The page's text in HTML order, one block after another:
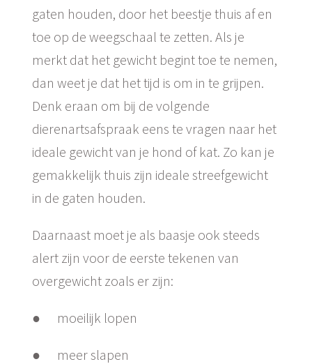
gaten houden, door het beestje thuis af en
toe op de weegschaal te zetten. Als je
merkt dat het gewicht begint toe te nemen,
dan weet je dat het tijd is om in te grijpen.
Denk eraan om bij de volgende
dierenartsafspraak eens te vragen naar het
ideale gewicht van je hond of kat. Zo kan je
gemakkelijk thuis zijn ideale streefgewicht
in de gaten houden.
Daarnaast moet je als baasje ook steeds
alert zijn voor de eerste tekenen van
overgewicht zoals er zijn:
● moeilijk lopen
● meer slapen